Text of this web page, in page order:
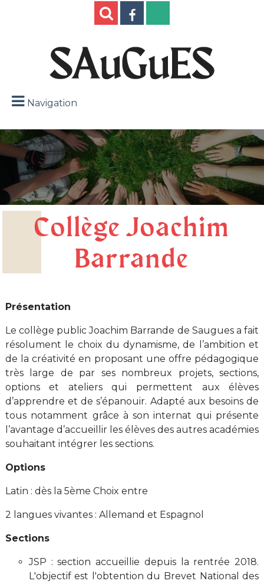
Navigation
Collège Joachim
Barrande
Présentation
Le collège public Joachim Barrande de Saugues a fait
résolument le choix du dynamisme, de l’ambition et
de la créativité en proposant une offre pédagogique
très large de par ses nombreux projets, sections,
options et ateliers qui permettent aux élèves
d’apprendre et de s’épanouir. Adapté aux besoins de
tous notamment grâce à son internat qui présente
l’avantage d’accueillir les élèves des autres académies
souhaitant intégrer les sections.
Options
Latin : dès la 5ème Choix entre
2 langues vivantes : Allemand et Espagnol
Sections
JSP : section accueillie depuis la rentrée 2018.
L'objectif est l'obtention du Brevet National des